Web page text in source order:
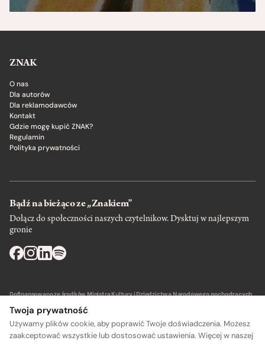
ZNAK
O nas
Dla autorów
Dla reklamodawców
Kontakt
Gdzie mogę kupić ZNAK?
Regulamin
Polityka prywatności
Bądź na bieżąco ze „Znakiem”
Dołącz do społeczności naszych czytelnikow. Dysktuj w najlepszym
gronie
Dofinansowano ze środków Ministra Kultury i Dziedzictwa Narodowego pochodzących
Twoja prywatność
Używamy plików cookie, aby poprawić Twoje doświadczenia. Możesz
zaakceptować wszystkie lub dostosować ustawienia. Więcej w naszej